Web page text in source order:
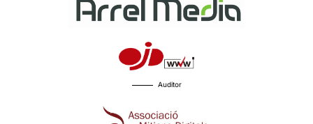
Auditor